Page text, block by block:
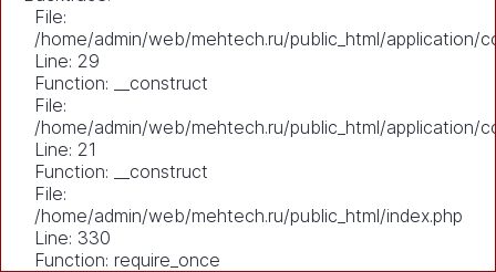
File:
/home/admin/web/mehtech.ru/public_html/application/
Line: 29
Function: __construct
File:
/home/admin/web/mehtech.ru/public_html/application/
Line: 21
Function: __construct
File:
/home/admin/web/mehtech.ru/public_html/index.php
Line: 330
Function: require_once